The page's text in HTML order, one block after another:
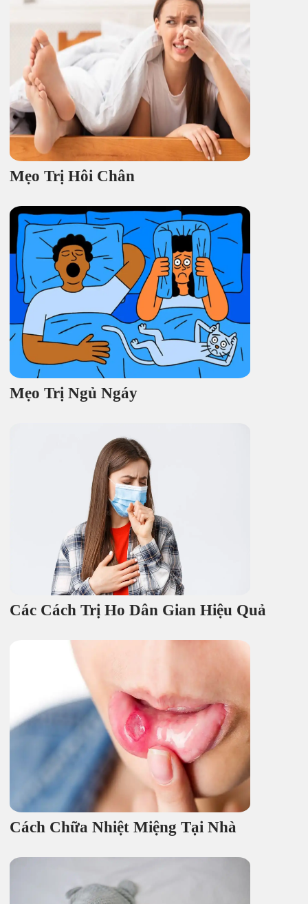
Mẹo Trị Hôi Chân
Mẹo Trị Ngủ Ngáy
Các Cách Trị Ho Dân Gian Hiệu Quả
Cách Chữa Nhiệt Miệng Tại Nhà